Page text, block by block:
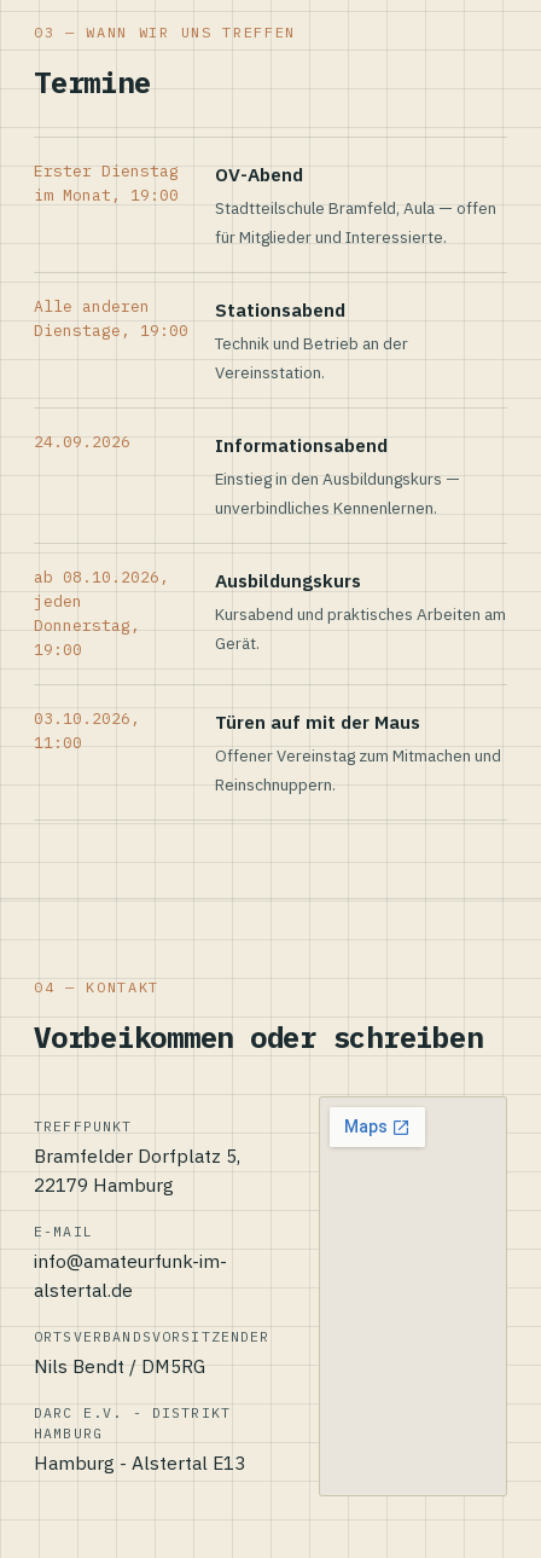
03 — WANN WIR UNS TREFFEN
Termine
Erster Dienstag
im Monat, 19:00
OV-Abend
Stadtteilschule Bramfeld, Aula — offen
für Mitglieder und Interessierte.
Alle anderen
Dienstage, 19:00
Stationsabend
Technik und Betrieb an der
Vereinsstation.
24.09.2026 Informationsabend
Einstieg in den Ausbildungskurs —
unverbindliches Kennenlernen.
ab 08.10.2026,
jeden
Donnerstag,
19:00
Ausbildungskurs
Kursabend und praktisches Arbeiten am
Gerät.
03.10.2026,
11:00
Türen auf mit der Maus
Offener Vereinstag zum Mitmachen und
Reinschnuppern.
04 — KONTAKT
Vorbeikommen oder schreiben
TREFFPUNKT
Bramfelder Dorfplatz 5,
22179 Hamburg
E-MAIL
info@amateurfunk-im-
alstertal.de
ORTSVERBANDSVORSITZENDER
Nils Bendt / DM5RG
DARC E.V. - DISTRIKT
HAMBURG
Hamburg - Alstertal E13